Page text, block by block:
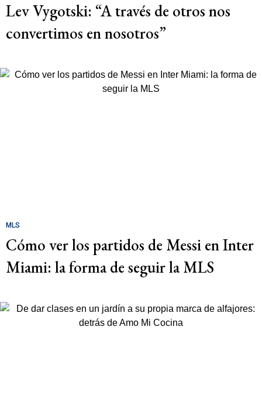
Lev Vygotski: “A través de otros nos
convertimos en nosotros”
MLS
Cómo ver los partidos de Messi en Inter
Miami: la forma de seguir la MLS